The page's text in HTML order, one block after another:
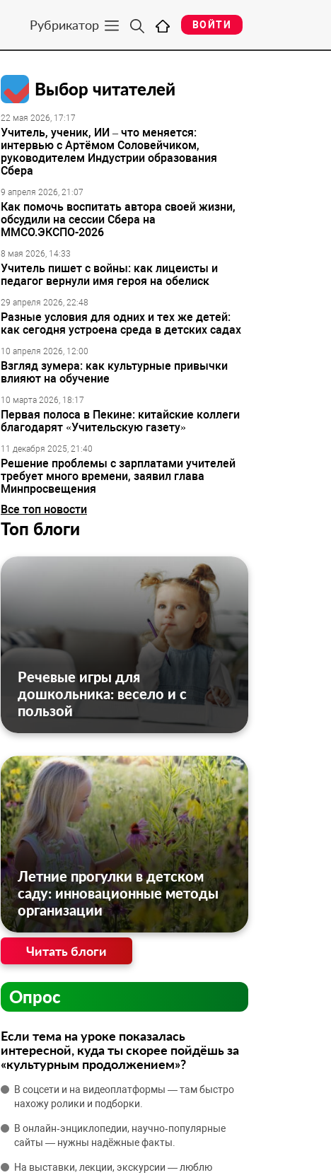
Рубрикатор ВОЙТИ
Выбор читателей
22 мая 2026, 17:17
Учитель, ученик, ИИ – что меняется:
интервью с Артёмом Соловейчиком,
руководителем Индустрии образования
Сбера
9 апреля 2026, 21:07
Как помочь воспитать автора своей жизни,
обсудили на сессии Сбера на
ММСО.ЭКСПО-2026
8 мая 2026, 14:33
Учитель пишет с войны: как лицеисты и
педагог вернули имя героя на обелиск
29 апреля 2026, 22:48
Разные условия для одних и тех же детей:
как сегодня устроена среда в детских садах
10 апреля 2026, 12:00
Взгляд зумера: как культурные привычки
влияют на обучение
10 марта 2026, 18:17
Первая полоса в Пекине: китайские коллеги
благодарят «Учительскую газету»
11 декабря 2025, 21:40
Решение проблемы с зарплатами учителей
требует много времени, заявил глава
Минпросвещения
Все топ новости
Топ блоги
Речевые игры для
дошкольника: весело и с
пользой
Летние прогулки в детском
саду: инновационные методы
организации
Читать блоги
Опрос
Если тема на уроке показалась
интересной, куда ты скорее пойдёшь за
«культурным продолжением»?
В соцсети и на видеоплатформы — там быстро
нахожу ролики и подборки.
В онлайн‑энциклопедии, научно‑популярные
сайты — нужны надёжные факты.
На выставки, лекции, экскурсии — люблю